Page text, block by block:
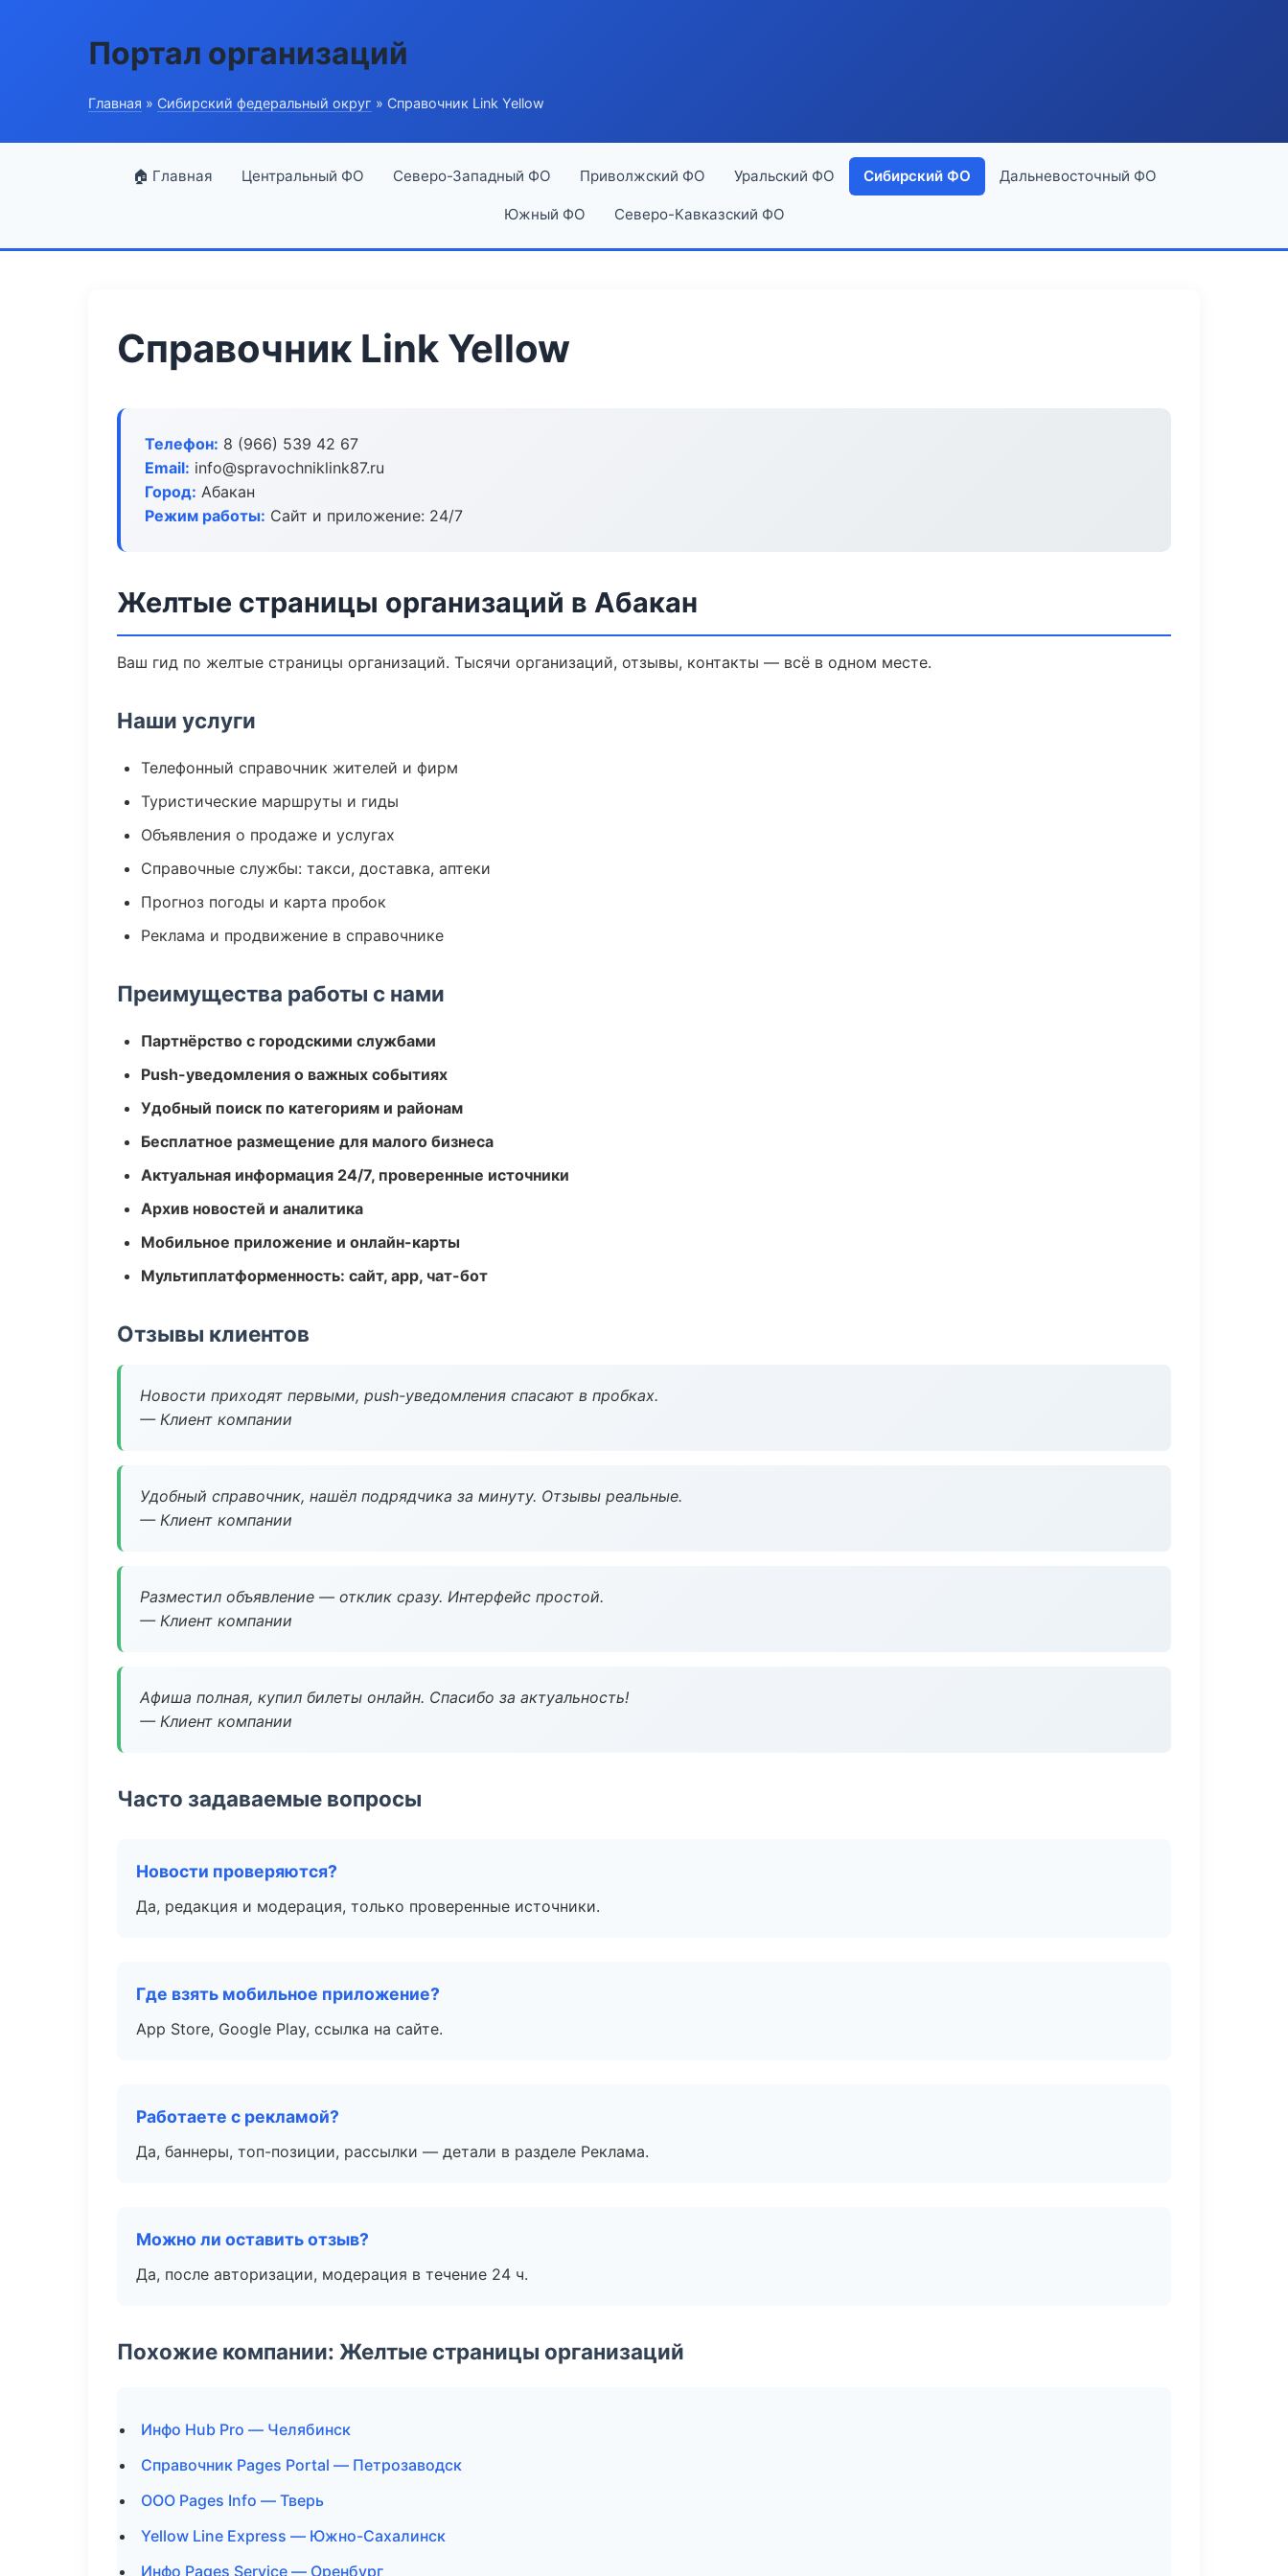
Портал организаций
Главная » Сибирский федеральный округ » Справочник Link Yellow
🏠 Главная Центральный ФО Северо-Западный ФО Приволжский ФО Уральский ФО Сибирский ФО Дальневосточный ФО
Южный ФО Северо-Кавказский ФО
Справочник Link Yellow
Телефон: 8 (966) 539 42 67
Email: info@spravochniklink87.ru
Город: Абакан
Режим работы: Сайт и приложение: 24/7
Желтые страницы организаций в Абакан
Ваш гид по желтые страницы организаций. Тысячи организаций, отзывы, контакты — всё в одном месте.
Наши услуги
Телефонный справочник жителей и фирм
Туристические маршруты и гиды
Объявления о продаже и услугах
Справочные службы: такси, доставка, аптеки
Прогноз погоды и карта пробок
Реклама и продвижение в справочнике
Преимущества работы с нами
Партнёрство с городскими службами
Push-уведомления о важных событиях
Удобный поиск по категориям и районам
Бесплатное размещение для малого бизнеса
Актуальная информация 24/7, проверенные источники
Архив новостей и аналитика
Мобильное приложение и онлайн-карты
Мультиплатформенность: сайт, app, чат-бот
Отзывы клиентов
Новости приходят первыми, push-уведомления спасают в пробках.
— Клиент компании
Удобный справочник, нашёл подрядчика за минуту. Отзывы реальные.
— Клиент компании
Разместил объявление — отклик сразу. Интерфейс простой.
— Клиент компании
Афиша полная, купил билеты онлайн. Спасибо за актуальность!
— Клиент компании
Часто задаваемые вопросы
Новости проверяются?
Да, редакция и модерация, только проверенные источники.
Где взять мобильное приложение?
App Store, Google Play, ссылка на сайте.
Работаете с рекламой?
Да, баннеры, топ-позиции, рассылки — детали в разделе Реклама.
Можно ли оставить отзыв?
Да, после авторизации, модерация в течение 24 ч.
Похожие компании: Желтые страницы организаций
Инфо Hub Pro — Челябинск
Справочник Pages Portal — Петрозаводск
ООО Pages Info — Тверь
Yellow Line Express — Южно-Сахалинск
Инфо Pages Service — Оренбург